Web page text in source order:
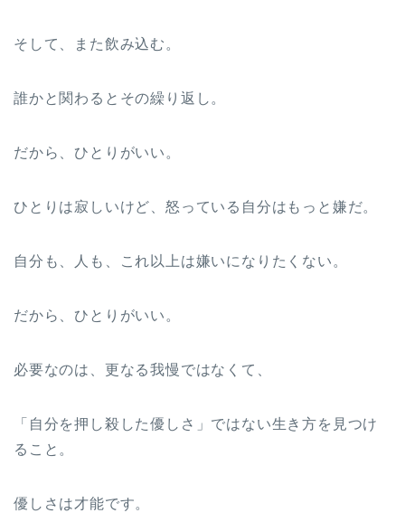
そして、また飲み込む。
誰かと関わるとその繰り返し。
だから、ひとりがいい。
ひとりは寂しいけど、怒っている自分はもっと嫌だ。
自分も、人も、これ以上は嫌いになりたくない。
だから、ひとりがいい。
必要なのは、更なる我慢ではなくて、
「自分を押し殺した優しさ」ではない生き方を見つけ
ること。
優しさは才能です。